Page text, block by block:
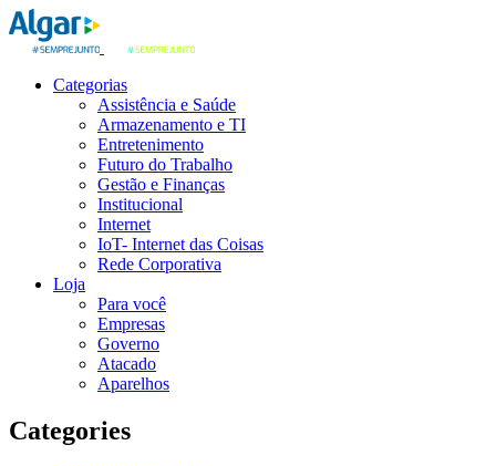
Categorias
Assistência e Saúde
Armazenamento e TI
Entretenimento
Futuro do Trabalho
Gestão e Finanças
Institucional
Internet
IoT- Internet das Coisas
Rede Corporativa
Loja
Para você
Empresas
Governo
Atacado
Aparelhos
Categories